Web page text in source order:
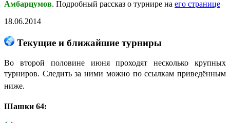
Амбарцумов. Подробный рассказ о турнире на его странице
18.06.2014
Текущие и ближайшие турниры
Во второй половине июня проходят несколько крупных
турниров. Следить за ними можно по ссылкам приведённым
ниже.
Шашки 64: